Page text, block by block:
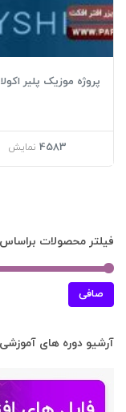
پروژه موزیک پلیر
4583 نمایش
فیلتر محصولات
صافی
آرشیو دوره های آموزشی